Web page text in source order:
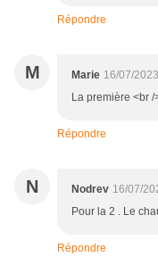
Répondre
M Marie 16/07/
La première <br
Répondre
N Nodrev 16/07/
Pour la 2 . Le
Répondre